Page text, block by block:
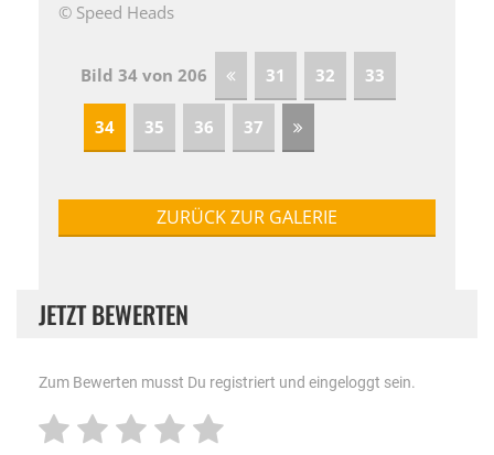
© Speed Heads
Bild 34 von 206 31 32 33
34 35 36 37
ZURÜCK ZUR GALERIE
JETZT BEWERTEN
Zum Bewerten musst Du registriert und eingeloggt sein.